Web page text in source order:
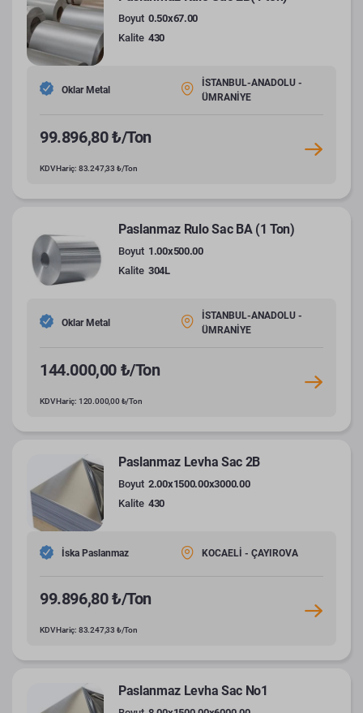
Boyut 0.50x67.00
Kalite 430
Oklar Metal
İSTANBUL-ANADOLU -
ÜMRANİYE
99.896,80 ₺/Ton
KDV Hariç: 83.247,33 ₺/Ton
Paslanmaz Rulo Sac BA (1 Ton)
Boyut 1.00x500.00
Kalite 304L
Oklar Metal
İSTANBUL-ANADOLU -
ÜMRANİYE
144.000,00 ₺/Ton
KDV Hariç: 120.000,00 ₺/Ton
Paslanmaz Levha Sac 2B
Boyut 2.00x1500.00x3000.00
Kalite 430
İska Paslanmaz KOCAELİ - ÇAYIROVA
99.896,80 ₺/Ton
KDV Hariç: 83.247,33 ₺/Ton
Paslanmaz Levha Sac No1